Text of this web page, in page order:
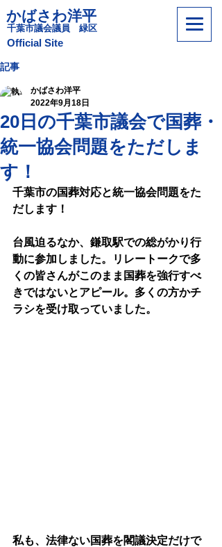
かばさわ洋平
​千葉市議会議員 緑区
​Official Site
記事
20日の千葉市議会で国葬・
統一協会問題をただしま
す！
かばさわ洋平
2022年9月18日
千葉市の国葬対応と統一協会問題をた
だします！
台風迫るなか、鎌取駅での総がかり行
動に参加しました。リレートークで多
くの皆さんがこのまま国葬を強行すべ
きではないとアピール。多くの方かチ
ラシを受け取っていました。
私も、法律ない国葬を閣議決定だけで